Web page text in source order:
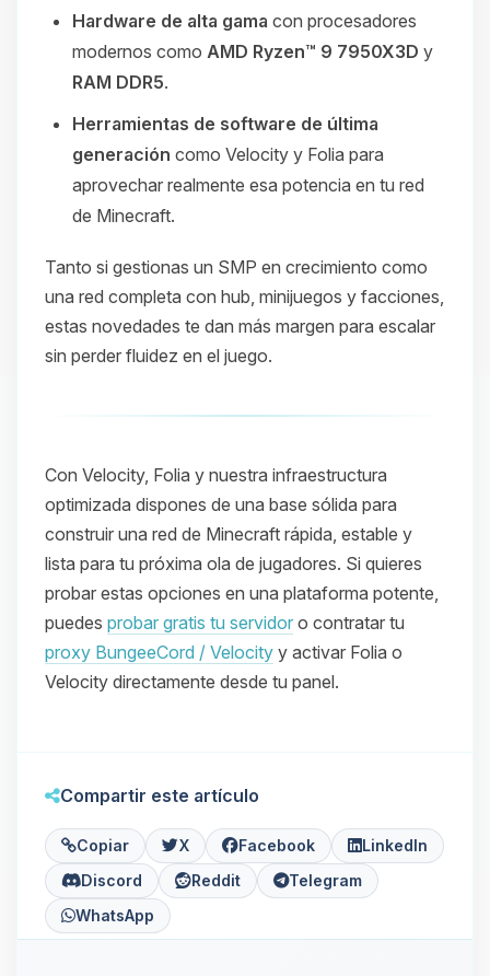
Hardware de alta gama con procesadores
modernos como AMD Ryzen™ 9 7950X3D y
RAM DDR5.
Herramientas de software de última
generación como Velocity y Folia para
aprovechar realmente esa potencia en tu red
de Minecraft.
Tanto si gestionas un SMP en crecimiento como
una red completa con hub, minijuegos y facciones,
estas novedades te dan más margen para escalar
sin perder fluidez en el juego.
Con Velocity, Folia y nuestra infraestructura
optimizada dispones de una base sólida para
construir una red de Minecraft rápida, estable y
lista para tu próxima ola de jugadores. Si quieres
probar estas opciones en una plataforma potente,
puedes probar gratis tu servidor o contratar tu
proxy BungeeCord / Velocity y activar Folia o
Velocity directamente desde tu panel.
Compartir este artículo
Copiar X Facebook
LinkedIn
Discord
Reddit
Telegram
WhatsApp